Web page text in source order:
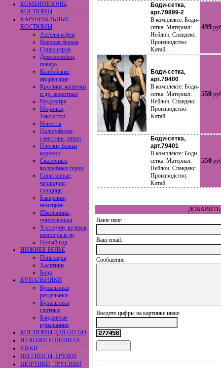
КОМБИНЕЗОНЫ,
КОСТЮМЫ
КАРНАВАЛЬНЫЕ
КОСТЮМЫ
Ангелы и феи
Военная форма
Супер герои
Домохозяйки,
повара
Ковбойские,
индианские
Кролики, кошечки
и др. животные
Медсестра
Морячки,
Таксистки
Невесты
Полицейские,
гангстеры, пират
Пчелки, божьи
коровки
Сказочные,
волшебные герои
Спортивные,
черлидинг,
гонщицы
Баварские,
немецкие
Школьницы,
учительницы
Хэллоуин, ведьмы,
вампиры и др
Новый год
НИЖНЕЕ БЕЛЬЕ
Пеньюары
Халатики
Боди
КУПАЛЬНИКИ
Купальники
раздельные
Купальники
слитные
Бандажные
купальники
КОСТЮМЫ ДЛЯ GO GO
ИЗ КОЖИ И ВИНИЛА
ЮБКИ
ЛЕГГИНСЫ, БРЮКИ
ШОРТИКИ, ТРУСИКИ
Боди-сетка,
арт.79899-2
В комплекте: Боди-
сетка. Материал:
Нейлон, Спандекс.
Производство:
Китай.
499
Боди-сетка,
арт.79400
В комплекте: Боди-
сетка. Материал:
Нейлон, Спандекс.
Производство:
Китай.
550
Боди-сетка,
арт.79401
В комплекте: Боди-
сетка. Материал:
Нейлон, Спандекс.
Производство:
Китай.
550
ДОБАВИТЬ
Ваше имя:
Ваш еmail:
Сообщение:
Введите цифры на картинке ниже: